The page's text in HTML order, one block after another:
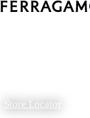
Store Locator